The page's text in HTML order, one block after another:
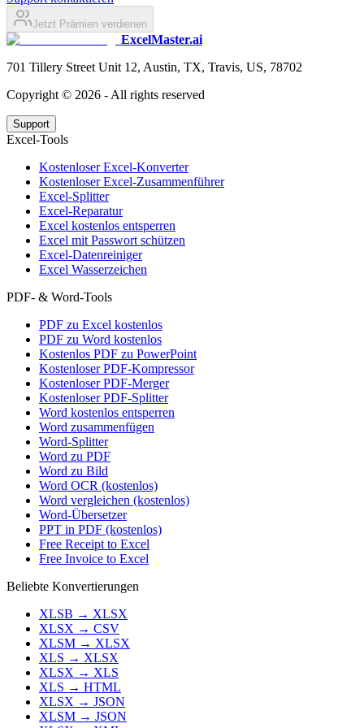
Jetzt Prämien verdienen
ExcelMaster.ai
701 Tillery Street Unit 12, Austin, TX, Travis, US, 78702
Copyright © 2026 - All rights reserved
Support
Excel-Tools
Kostenloser Excel-Konverter
Kostenloser Excel-Zusammenführer
Excel-Splitter
Excel-Reparatur
Excel kostenlos entsperren
Excel mit Passwort schützen
Excel-Datenreiniger
Excel Wasserzeichen
PDF- & Word-Tools
PDF zu Excel kostenlos
PDF zu Word kostenlos
Kostenlos PDF zu PowerPoint
Kostenloser PDF-Kompressor
Kostenloser PDF-Merger
Kostenloser PDF-Splitter
Word kostenlos entsperren
Word zusammenfügen
Word-Splitter
Word zu PDF
Word zu Bild
Word OCR (kostenlos)
Word vergleichen (kostenlos)
Word-Übersetzer
PPT in PDF (kostenlos)
Free Receipt to Excel
Free Invoice to Excel
Beliebte Konvertierungen
XLSB → XLSX
XLSX → CSV
XLSM → XLSX
XLS → XLSX
XLSX → XLS
XLS → HTML
XLSX → JSON
XLSM → JSON